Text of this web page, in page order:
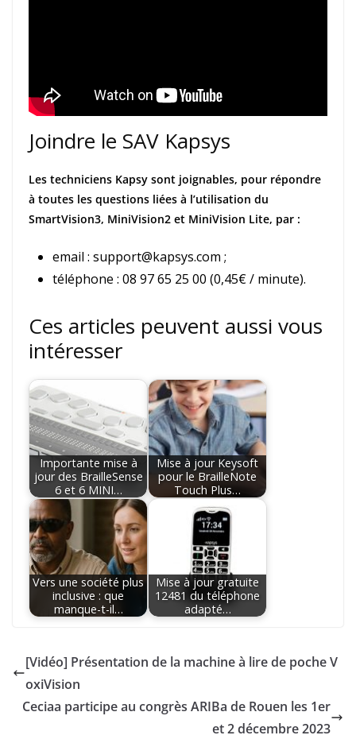
Joindre le SAV Kapsys
Les techniciens Kapsy sont joignables, pour répondre
à toutes les questions liées à l’utilisation du
SmartVision3, MiniVision2 et MiniVision Lite, par :
email : support@kapsys.com ;
téléphone : 08 97 65 25 00 (0,45€ / minute).
Ces articles peuvent aussi vous
intéresser
Importante mise à
jour des BrailleSense
6 et 6 MINI…
Mise à jour Keysoft
pour le BrailleNote
Touch Plus…
Vers une société plus
inclusive : que
manque-t-il…
Mise à jour gratuite
12481 du téléphone
adapté…
[Vidéo] Présentation de la machine à lire de poche V
oxiVision
Ceciaa participe au congrès ARIBa de Rouen les 1er
et 2 décembre 2023